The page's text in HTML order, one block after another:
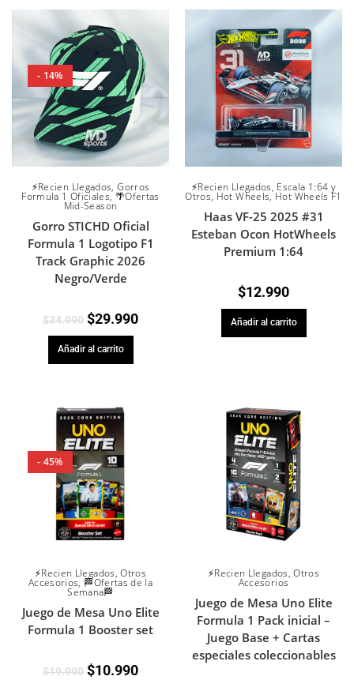
- 14%
⚡Recien Llegados,Gorros
Formula 1 Oficiales, 🌴Ofertas
Mid-Season
Gorro STICHD Oficial
Formula 1 Logotipo F1
Track Graphic 2026
Negro/Verde
$34.990 $29.990
Añadir al carrito
⚡Recien Llegados, Escala 1:64 y
Otros, Hot Wheels, Hot Wheels F1
Haas VF-25 2025 #31
Esteban Ocon HotWheels
Premium 1:64
$12.990
Añadir al carrito
- 45%
⚡Recien Llegados,Otros
Accesorios, 🏁Ofertas de la
Semana🏁
Juego de Mesa Uno Elite
Formula 1 Booster set
$19.990 $10.990
⚡Recien Llegados,Otros
Accesorios
Juego de Mesa Uno Elite
Formula 1 Pack inicial –
Juego Base + Cartas
especiales coleccionables